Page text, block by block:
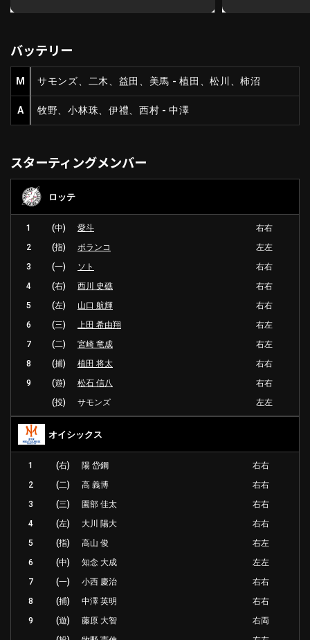
バッテリー
M サモンズ、二木、益田、美馬 - 植田、松川、柿沼
A 牧野、小林珠、伊禮、西村 - 中澤
スターティングメンバー
ロッテ
1 (中) 愛斗
右右
2
(指) ポランコ
左左
3
(一) ソト
右右
4
(右) 西川 史礁
右右
5
(左) 山口 航輝
右右
6
(三) 上田 希由翔
右左
7
(二) 宮崎 竜成
右左
8
(捕) 植田 将太
右右
9
(遊) 松石 信八
右右
(投)
サモンズ 左左
オイシックス
1 (右) 陽 岱鋼
右右
2
(二) 高 義博
右右
3
(三) 園部 佳太
右右
4
(左) 大川 陽大
右右
5
(指) 高山 俊
右左
6
(中) 知念 大成
左左
7
(一) 小西 慶治
右右
8
(捕) 中澤 英明
右右
9
(遊) 藤原 大智
右両